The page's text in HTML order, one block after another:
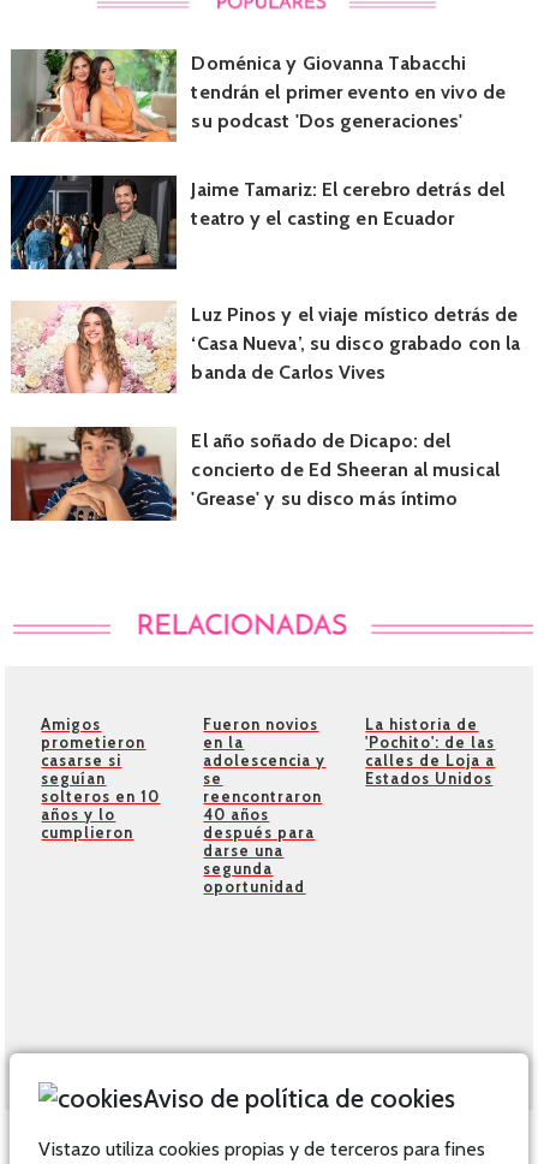
Doménica y Giovanna Tabacchi
tendrán el primer evento en vivo de
su podcast 'Dos generaciones'
Jaime Tamariz: El cerebro detrás del
teatro y el casting en Ecuador
Luz Pinos y el viaje místico detrás de
‘Casa Nueva’, su disco grabado con la
banda de Carlos Vives
El año soñado de Dicapo: del
concierto de Ed Sheeran al musical
'Grease' y su disco más íntimo
Amigos
prometieron
casarse si
seguían
solteros en 10
años y lo
cumplieron
Fueron novios
en la
adolescencia y
se
reencontraron
40 años
después para
darse una
segunda
oportunidad
La historia de
'Pochito': de las
calles de Loja a
Estados Unidos
Aviso de política de cookies
Vistazo utiliza cookies propias y de terceros para fines